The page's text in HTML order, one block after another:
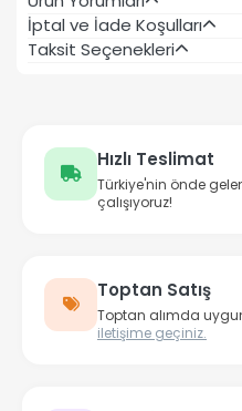
İptal ve İade Koşulları
Taksit Seçenekleri
Hızlı Teslimat
Türkiye'nin önde
çalışıyoruz!
Toptan Satış
Toptan alımda
iletişime geçiniz.